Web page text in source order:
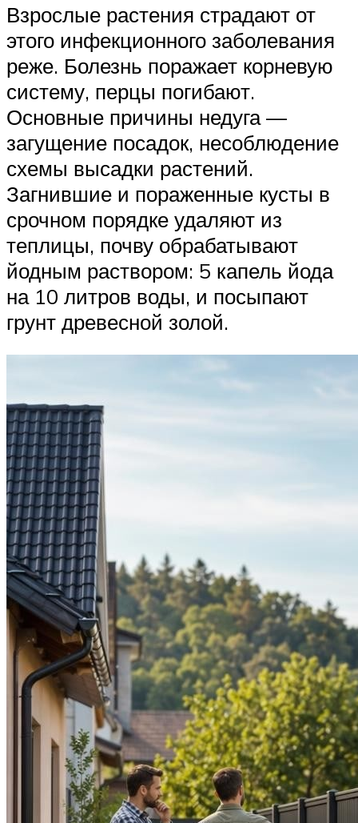
Взрослые растения страдают от
этого инфекционного заболевания
реже. Болезнь поражает корневую
систему, перцы погибают.
Основные причины недуга —
загущение посадок, несоблюдение
схемы высадки растений.
Загнившие и пораженные кусты в
срочном порядке удаляют из
теплицы, почву обрабатывают
йодным раствором: 5 капель йода
на 10 литров воды, и посыпают
грунт древесной золой.